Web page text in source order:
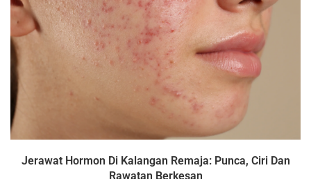
Jerawat Hormon Di Kalangan Remaja: Punca, Ciri Dan
Rawatan Berkesan